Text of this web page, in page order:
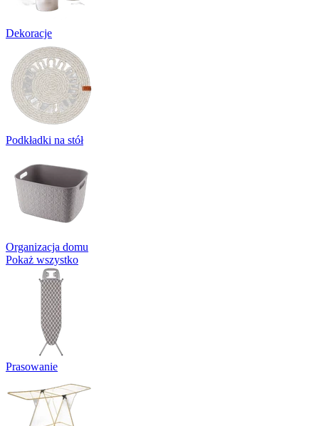
Dekoracje
Podkładki na stół
Organizacja domu
Pokaż wszystko
Prasowanie